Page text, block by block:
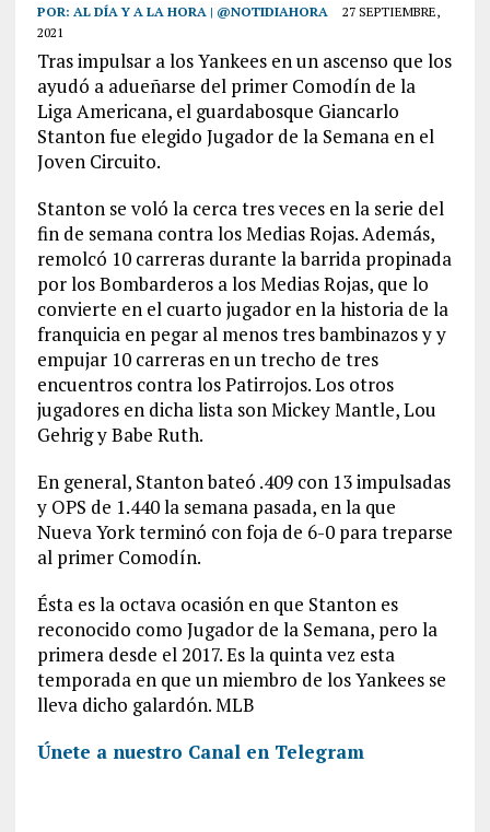
POR: AL DÍA Y A LA HORA | @NOTIDIAHORA
27 SEPTIEMBRE,
2021
Tras impulsar a los Yankees en un ascenso que los
ayudó a adueñarse del primer Comodín de la
Liga Americana, el guardabosque Giancarlo
Stanton fue elegido Jugador de la Semana en el
Joven Circuito.
Stanton se voló la cerca tres veces en la serie del
fin de semana contra los Medias Rojas. Además,
remolcó 10 carreras durante la barrida propinada
por los Bombarderos a los Medias Rojas, que lo
convierte en el cuarto jugador en la historia de la
franquicia en pegar al menos tres bambinazos y y
empujar 10 carreras en un trecho de tres
encuentros contra los Patirrojos. Los otros
jugadores en dicha lista son Mickey Mantle, Lou
Gehrig y Babe Ruth.
En general, Stanton bateó .409 con 13 impulsadas
y OPS de 1.440 la semana pasada, en la que
Nueva York terminó con foja de 6-0 para treparse
al primer Comodín.
Ésta es la octava ocasión en que Stanton es
reconocido como Jugador de la Semana, pero la
primera desde el 2017. Es la quinta vez esta
temporada en que un miembro de los Yankees se
lleva dicho galardón. MLB
Únete a nuestro Canal en Telegram